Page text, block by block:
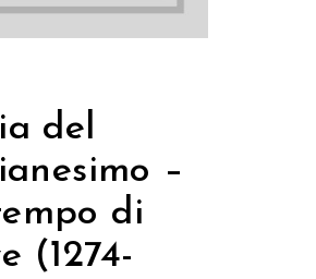
del
–
di
(1274-